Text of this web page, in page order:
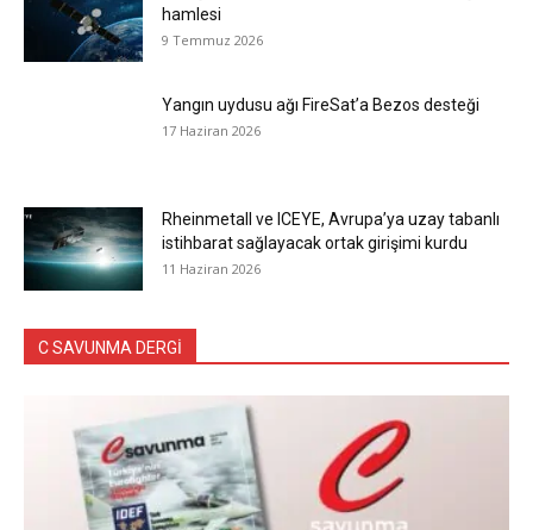
hamlesi
9 Temmuz 2026
Yangın uydusu ağı FireSat’a Bezos desteği
17 Haziran 2026
Rheinmetall ve ICEYE, Avrupa’ya uzay tabanlı
istihbarat sağlayacak ortak girişimi kurdu
11 Haziran 2026
C SAVUNMA DERGİ